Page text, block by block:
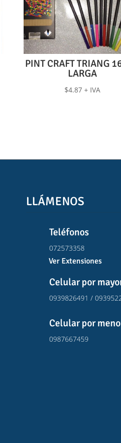
PINT CRAFT TRIANG
LARGA
$4.87 + IVA
LLÁMENOS
Teléfonos
072573358
Ver Extensiones
Celular por
0939826491 /
Celular por
0987667459